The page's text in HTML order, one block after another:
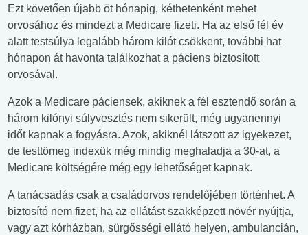
Ezt követően újabb öt hónapig, kéthetenként mehet
orvosához és mindezt a Medicare fizeti. Ha az első fél év
alatt testsúlya legalább három kilót csökkent, további hat
hónapon át havonta találkozhat a páciens biztosított
orvosával.
Azok a Medicare páciensek, akiknek a fél esztendő során a
három kilónyi súlyvesztés nem sikerült, még ugyanennyi
időt kapnak a fogyásra. Azok, akiknél látszott az igyekezet,
de testtömeg indexük még mindig meghaladja a 30-at, a
Medicare költségére még egy lehetőséget kapnak.
A tanácsadás csak a családorvos rendelőjében történhet. A
biztosító nem fizet, ha az ellátást szakképzett növér nyújtja,
vagy azt kórházban, sürgősségi ellátó helyen, ambulancián,